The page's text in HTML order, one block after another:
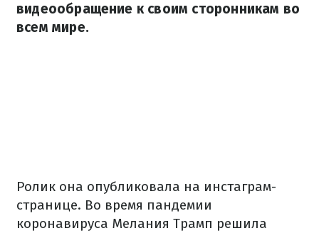
видеообращение к своим сторонникам во
всем мире.
Ролик она опубликовала на инстаграм-
странице. Во время пандемии
коронавируса Мелания Трамп решила